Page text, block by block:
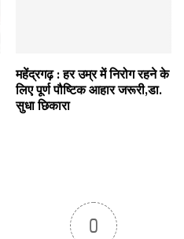
महेंद्रगढ़ : हर उम्र में निरोग रहने के
लिए पूर्ण पौष्टिक आहार जरूरी,डा.
सुधा छिकारा
0